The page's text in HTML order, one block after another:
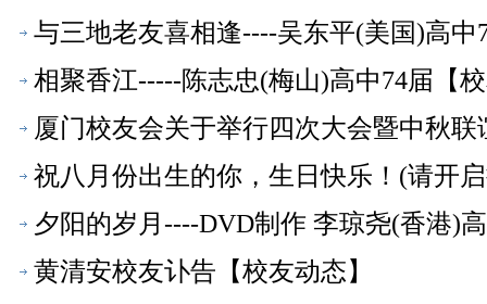
与三地老友喜相逢----吴东平(美国)高中
相聚香江-----陈志忠(梅山)高中74届【
厦门校友会关于举行四次大会暨中秋
祝八月份出生的你，生日快乐！(请开
夕阳的岁月----DVD制作 李琼尧(香港)
黄清安校友讣告【校友动态】